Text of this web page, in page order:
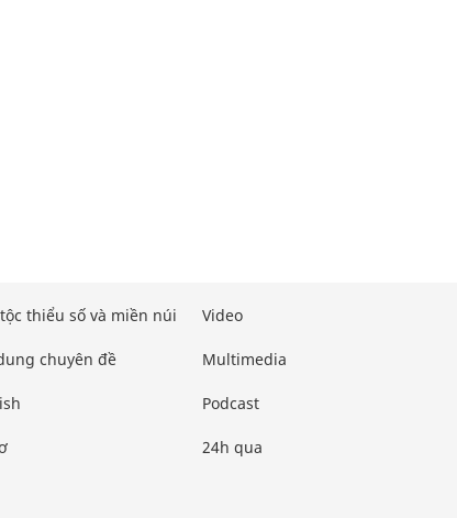
thiểu số và miền núi
chuyên đề
Video
Multimedia
Podcast
24h qua